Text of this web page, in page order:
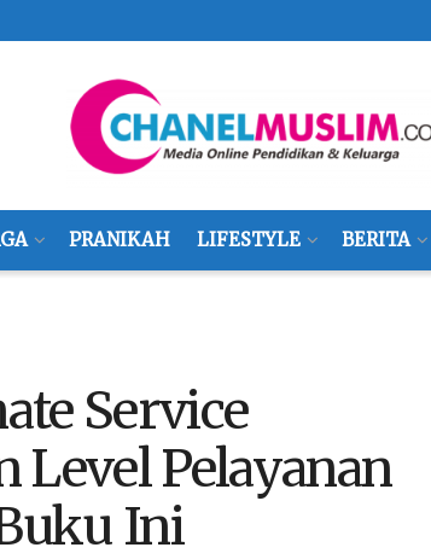
PRANIKAH LIFESTYLE BERITA
Service
Level Pelayanan
Ini